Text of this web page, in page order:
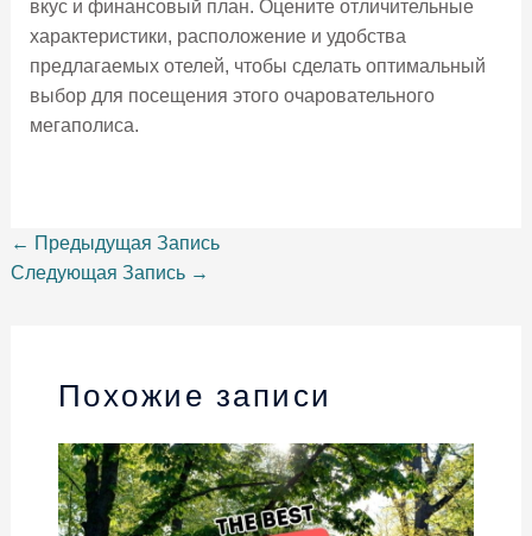
вкус и финансовый план. Оцените отличительные
характеристики, расположение и удобства
предлагаемых отелей, чтобы сделать оптимальный
выбор для посещения этого очаровательного
мегаполиса.
← Предыдущая Запись
Следующая Запись →
Похожие записи